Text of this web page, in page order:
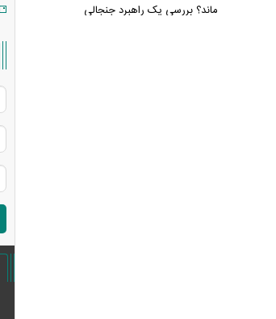
ماند؟ بررسی یک راهبرد جنجالی